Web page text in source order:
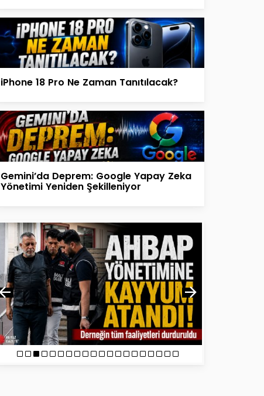
iPhone 18 Pro Ne Zaman Tanıtılacak?
Gemini’da Deprem: Google Yapay Zeka
Yönetimi Yeniden Şekilleniyor